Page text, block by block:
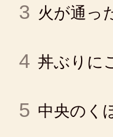
3 火が通っ
4 丼ぶりに
5 中央のく